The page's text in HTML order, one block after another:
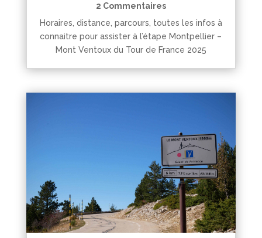
2 Commentaires
Horaires, distance, parcours, toutes les infos à
connaitre pour assister à l’étape Montpellier –
Mont Ventoux du Tour de France 2025